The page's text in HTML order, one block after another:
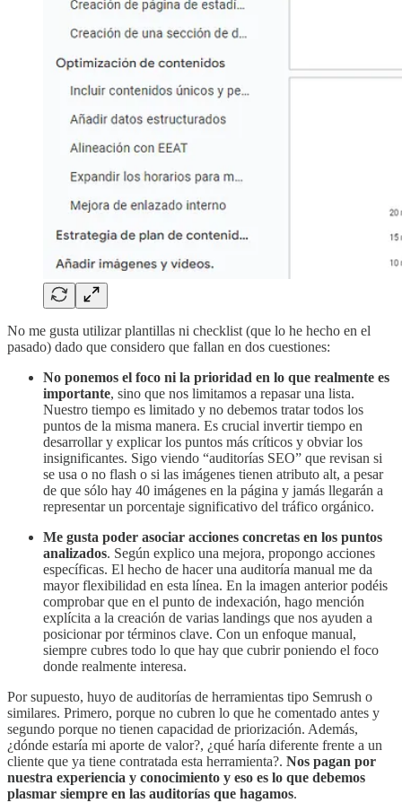
No me gusta utilizar plantillas ni checklist (que lo he hecho en el
pasado) dado que considero que fallan en dos cuestiones:
No ponemos el foco ni la prioridad en lo que realmente es
importante, sino que nos limitamos a repasar una lista.
Nuestro tiempo es limitado y no debemos tratar todos los
puntos de la misma manera. Es crucial invertir tiempo en
desarrollar y explicar los puntos más críticos y obviar los
insignificantes. Sigo viendo “auditorías SEO” que revisan si
se usa o no flash o si las imágenes tienen atributo alt, a pesar
de que sólo hay 40 imágenes en la página y jamás llegarán a
representar un porcentaje significativo del tráfico orgánico.
Me gusta poder asociar acciones concretas en los puntos
analizados. Según explico una mejora, propongo acciones
específicas. El hecho de hacer una auditoría manual me da
mayor flexibilidad en esta línea. En la imagen anterior podéis
comprobar que en el punto de indexación, hago mención
explícita a la creación de varias landings que nos ayuden a
posicionar por términos clave. Con un enfoque manual,
siempre cubres todo lo que hay que cubrir poniendo el foco
donde realmente interesa.
Por supuesto, huyo de auditorías de herramientas tipo Semrush o
similares. Primero, porque no cubren lo que he comentado antes y
segundo porque no tienen capacidad de priorización. Además,
¿dónde estaría mi aporte de valor?, ¿qué haría diferente frente a un
cliente que ya tiene contratada esta herramienta?. Nos pagan por
nuestra experiencia y conocimiento y eso es lo que debemos
plasmar siempre en las auditorías que hagamos.